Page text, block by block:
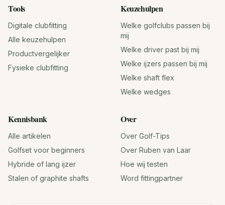
Tools
Digitale clubfitting
Alle keuzehulpen
Productvergelijker
Fysieke clubfitting
Keuzehulpen
Welke golfclubs passen bij
mij
Welke driver past bij mij
Welke ijzers passen bij mij
Welke shaft flex
Welke wedges
Kennisbank
Alle artikelen
Golfset voor beginners
Hybride of lang ijzer
Stalen of graphite shafts
Over
Over Golf-Tips
Over Ruben van Laar
Hoe wij testen
Word fittingpartner